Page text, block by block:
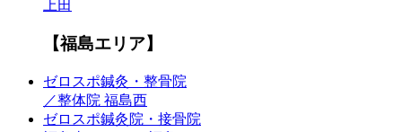
上田
【福島エリア】
ゼロスポ鍼灸・整骨院
／整体院 福島西
ゼロスポ鍼灸院・接骨院